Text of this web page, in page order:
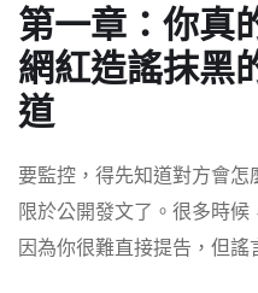
第一章：你真
網紅造謠抹黑
道
要監控，得先知道對方會
限於公開發文了。很多時候
因為你很難直接提告，但謠